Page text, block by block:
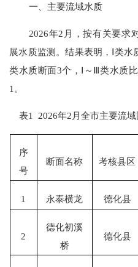
一 主要流域水质
2026年2 月 ，按有关要求
展水质监测 。结果表明 ， Ⅰ类水
类水质断面3个， Ⅰ～Ⅲ类水质
1。
表1 2026年2月全市主要流
序
号
断面名称 考核县区
1 永泰横龙 德化县
2
德化初溪
桥
德化县